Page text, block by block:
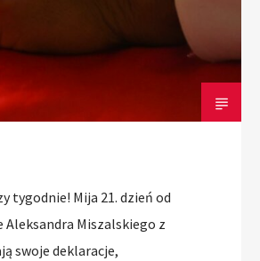
tygodnie! Mija 21. dzień od
Miszalskiego z
swoje deklaracje,